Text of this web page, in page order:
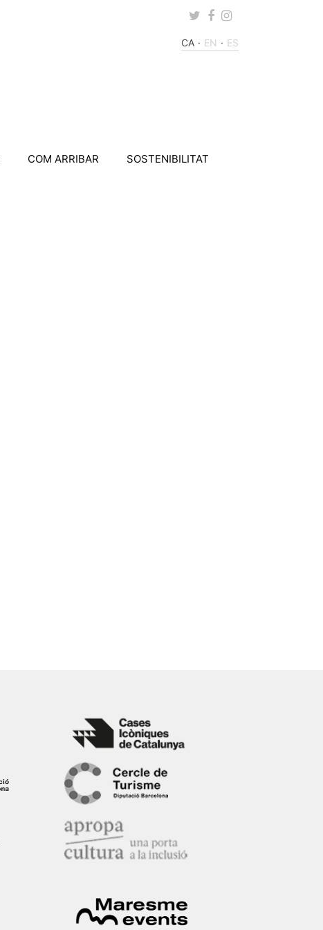
Twitter
Facebook
Instagram
CA EN ES
COM ARRIBAR SOSTENIBILITAT